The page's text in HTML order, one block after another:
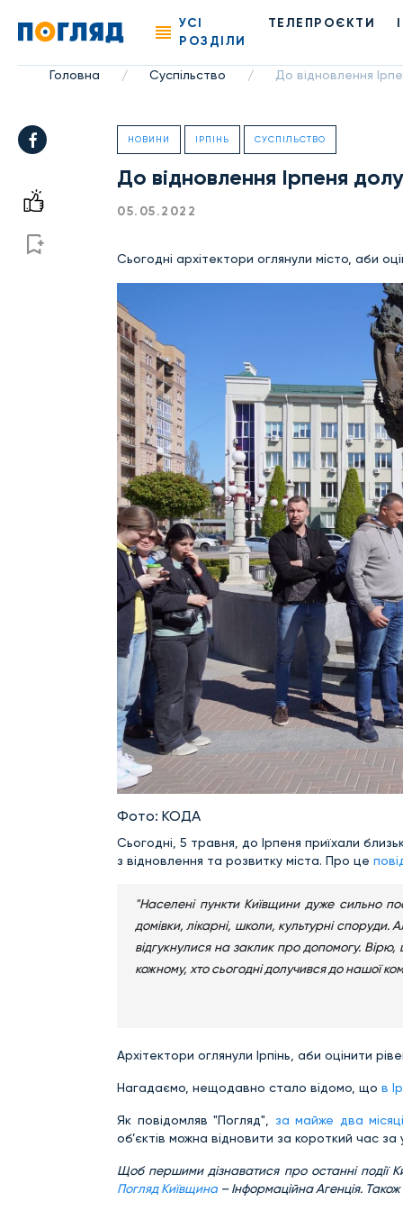
УСІ
РОЗДІЛИ
ТЕЛЕПРОЄКТИ
Головна / Суспільство / До відновлення
НОВИНИ ІРПІНЬ СУСПІЛЬСТВО
До відновлення Ірпеня
05.05.2022
Сьогодні архітектори оглянули місто, аби
Фото: КОДА
Сьогодні, 5 травня, до Ірпеня приїхали
з відновлення та розвитку міста. Про це
"Населені пункти Київщини дуже сильно
домівки, лікарні, школи, культурні споруди.
відгукнулися на заклик про допомогу.
кожному, хто сьогодні долучився до нашої
Архітектори оглянули Ірпінь, аби оцінити
Нагадаємо, нещодавно стало відомо, що в
Як повідомляв "Погляд", за майже два
об’єктів можна відновити за короткий час за
Щоб першими дізнаватися про останні події
Погляд Київщина – Інформаційна Агенція.